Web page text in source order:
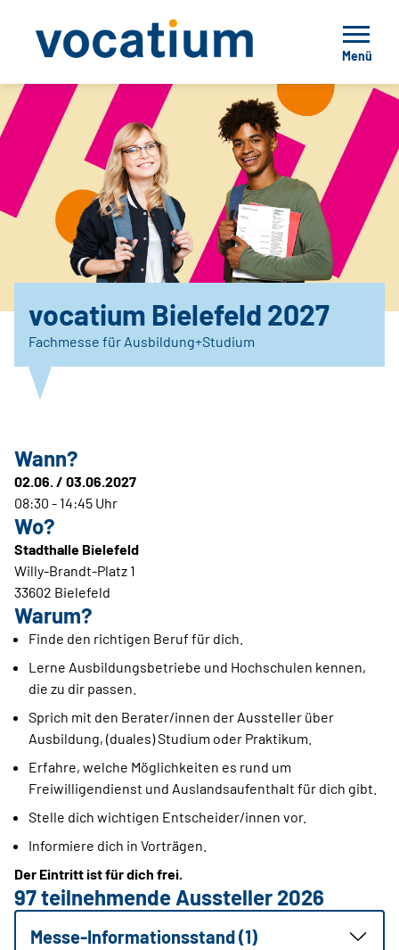
Menü
vocatium Bielefeld 2027
Fachmesse für Ausbildung+Studium
Wann?
02.06. / 03.06.2027
08:30 - 14:45 Uhr
Wo?
Stadthalle Bielefeld
Willy-Brandt-Platz 1
33602 Bielefeld
Warum?
Finde den richtigen Beruf für dich.
Lerne Ausbildungsbetriebe und Hochschulen kennen,
die zu dir passen.
Sprich mit den Berater/innen der Aussteller über
Ausbildung, (duales) Studium oder Praktikum.
Erfahre, welche Möglichkeiten es rund um
Freiwilligendienst und Auslandsaufenthalt für dich gibt.
Stelle dich wichtigen Entscheider/innen vor.
Informiere dich in Vorträgen.
Der Eintritt ist für dich frei.
97 teilnehmende Aussteller 2026
Messe-Informationsstand (1)